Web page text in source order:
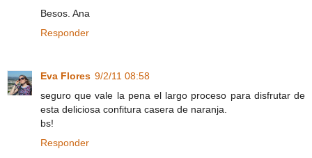
Besos. Ana
Responder
Eva Flores 9/2/11 08:58
seguro que vale la pena el largo proceso para disfrutar de
esta deliciosa confitura casera de naranja.
bs!
Responder